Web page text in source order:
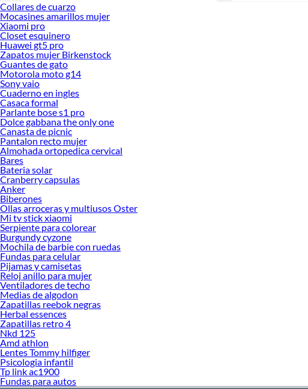
Collares de cuarzo
Mocasines amarillos mujer
Xiaomi pro
Closet esquinero
Huawei gt5 pro
Zapatos mujer Birkenstock
Guantes de gato
Motorola moto g14
Sony vaio
Cuaderno en ingles
Casaca formal
Parlante bose s1 pro
Dolce gabbana the only one
Canasta de picnic
Pantalon recto mujer
Almohada ortopedica cervical
Bares
Bateria solar
Cranberry capsulas
Anker
Biberones
Ollas arroceras y multiusos Oster
Mi tv stick xiaomi
Serpiente para colorear
Burgundy cyzone
Mochila de barbie con ruedas
Fundas para celular
Pijamas y camisetas
Reloj anillo para mujer
Ventiladores de techo
Medias de algodon
Zapatillas reebok negras
Herbal essences
Zapatillas retro 4
Nkd 125
Amd athlon
Lentes Tommy hilfiger
Psicologia infantil
Tp link ac1900
Fundas para autos